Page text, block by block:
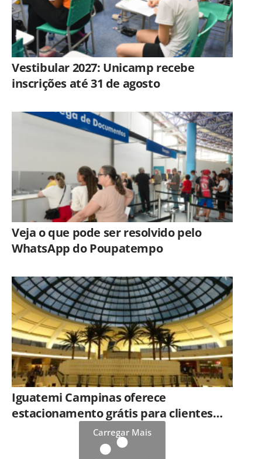
Vestibular 2027: Unicamp recebe
inscrições até 31 de agosto
Veja o que pode ser resolvido pelo
WhatsApp do Poupatempo
Iguatemi Campinas oferece
estacionamento grátis para clientes
que consumirem em restaurantes
Carregar Mais